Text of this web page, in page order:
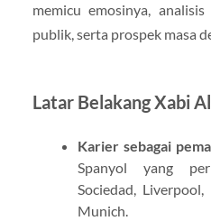
memicu emosinya,
publik, serta prospek masa
Latar Belakang Xabi
Karier sebagai
Spanyol yang
Sociedad,
Munich.